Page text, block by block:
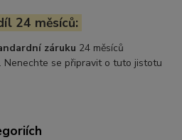
24 měsíců:
záruku 24 měsíců
Nenechte se připravit o tuto jistotu